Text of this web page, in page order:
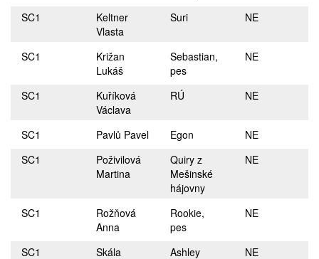
SC1
Keltner
Vlasta
Suri NE
SC1
Križan
Lukáš
Sebastian,
pes
NE
SC1
Kuříková
Václava
RÚ NE
SC1 Pavlů Pavel Egon
NE
SC1
Poživilová
Martina
Quiry z
Mešinské
hájovny
NE
SC1
Rožňová
Anna
Rookie,
pes
NE
SC1
Skála
Ashley
NE